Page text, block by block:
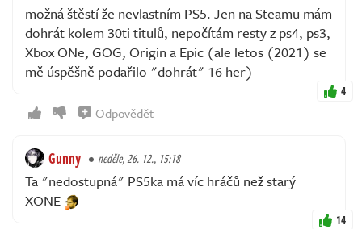
možná štěstí že nevlastním PS5. Jen na Steamu mám
dohrát kolem 30ti titulů, nepočítám resty z ps4, ps3,
Xbox ONe, GOG, Origin a Epic (ale letos (2021) se
mě úspěšně podařilo "dohrát" 16 her)
4
Odpovědět
Gunny neděle, 26. 12., 15:18
Ta "nedostupná" PS5ka má víc hráčů než starý
XONE
14